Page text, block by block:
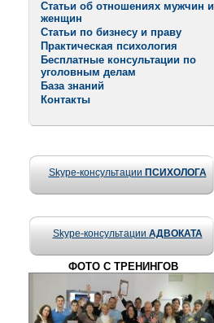
Статьи об отношениях мужчин и
женщин
Статьи по бизнесу и праву
Практическая психология
Бесплатные консультации по
уголовным делам
База знаний
Контакты
Skype-консультации ПСИХОЛОГА
Skype-консультации АДВОКАТА
ФОТО С ТРЕНИНГОВ